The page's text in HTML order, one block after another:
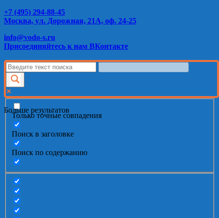
+7 (495) 294-88-45
Москва, ул. Дорожная, 21А, оф. 24-25
info@vodo-s.ru
Присоединяйтесь к нам ВКонтакте
Больше результатов
Только точные совпадения
Поиск в заголовке
Поиск по содержанию